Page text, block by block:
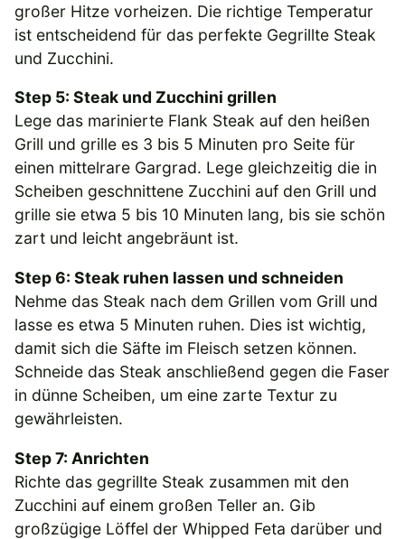
großer Hitze vorheizen. Die richtige Temperatur
ist entscheidend für das perfekte Gegrillte Steak
und Zucchini.
Step 5: Steak und Zucchini grillen
Lege das marinierte Flank Steak auf den heißen
Grill und grille es 3 bis 5 Minuten pro Seite für
einen mittelrare Gargrad. Lege gleichzeitig die in
Scheiben geschnittene Zucchini auf den Grill und
grille sie etwa 5 bis 10 Minuten lang, bis sie schön
zart und leicht angebräunt ist.
Step 6: Steak ruhen lassen und schneiden
Nehme das Steak nach dem Grillen vom Grill und
lasse es etwa 5 Minuten ruhen. Dies ist wichtig,
damit sich die Säfte im Fleisch setzen können.
Schneide das Steak anschließend gegen die Faser
in dünne Scheiben, um eine zarte Textur zu
gewährleisten.
Step 7: Anrichten
Richte das gegrillte Steak zusammen mit den
Zucchini auf einem großen Teller an. Gib
großzügige Löffel der Whipped Feta darüber und